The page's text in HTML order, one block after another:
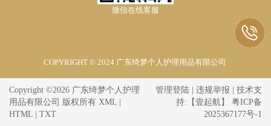
微信在线客服
COPYRIGHT © 2024 广东绮梦个人护理用品有限公司
Copyright ©2026 广东绮梦个人护理
用品有限公司 版权所有 XML
HTML
TXT
管理登陆 违规举报 | 技术支
持: 【壹起航】
粤ICP备
2025367177号-1